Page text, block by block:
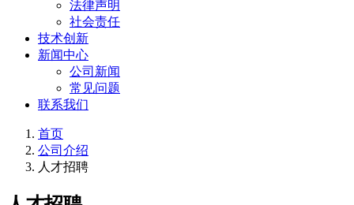
法律声明
社会责任
技术创新
新闻中心
公司新闻
常见问题
联系我们
首页
公司介绍
人才招聘